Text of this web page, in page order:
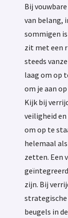
Bij
van belang,
sommigen
zit met een
steeds
laag om op
om je aan
Kijk bij
veiligheid
om op te
helemaal
zetten. Een
zijn. Bij
strategische
beugels in